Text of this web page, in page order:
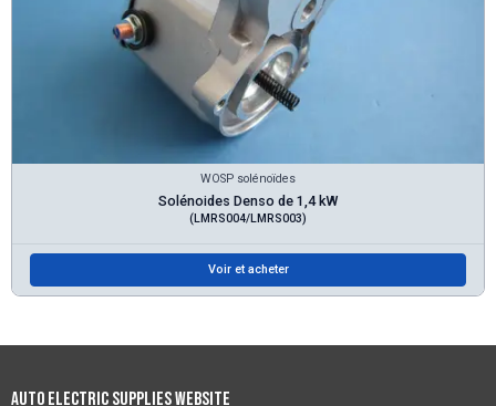
WOSP solénoïdes
Solénoides Denso de 1,4 kW
(LMRS004/LMRS003)
Voir et acheter
Auto Electric Supplies Website